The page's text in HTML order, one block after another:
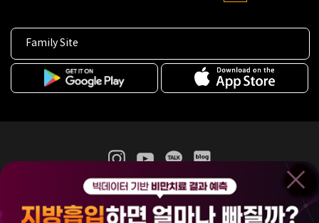
Family Site
365mc 병·의원 이용약관
홈페이지 이용약관
비급여진료수가